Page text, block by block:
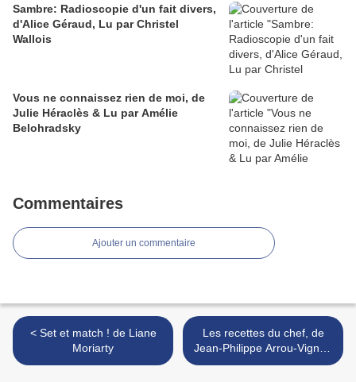
Sambre: Radioscopie d'un fait divers,
d'Alice Géraud, Lu par Christel
Wallois
Vous ne connaissez rien de moi, de
Julie Héraclès & Lu par Amélie
Belohradsky
Commentaires
Ajouter un commentaire
< Set et match ! de Liane
Moriarty
Les recettes du chef, de
Jean-Philippe Arrou-Vignod
>